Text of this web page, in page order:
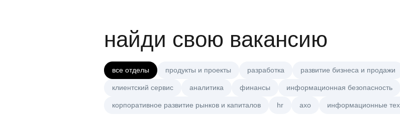
найди свою вакансию
все отделы продукты и проекты разработка развитие бизнеса и продажи
клиентский сервис аналитика финансы информационная безопасность
корпоративное развитие рынков и капиталов hr axo информационные